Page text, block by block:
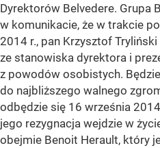
Dyrektorów Belvedere. Grupa
w komunikacie, że w trakcie
2014 r., pan Krzysztof Tryliński
ze stanowiska dyrektora i
z powodów osobistych.
do najbliższego walnego
odbędzie się 16 września
jego rezygnacja wejdzie w
obejmie Benoit Herault, który